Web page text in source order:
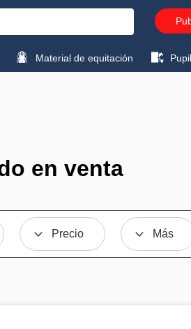
Material de equitación
en venta
Precio Más